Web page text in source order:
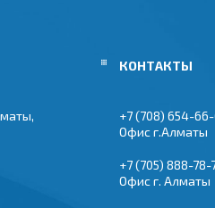
+7 (708) 654-
Офис г.Алматы
+7 (705) 888-78-
Офис г. Алматы